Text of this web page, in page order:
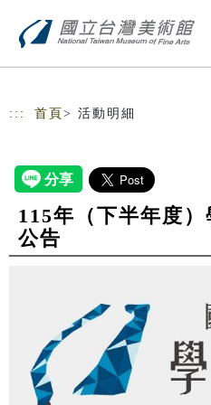
::: 首頁 > 活動明細
115年（下半年度
公告